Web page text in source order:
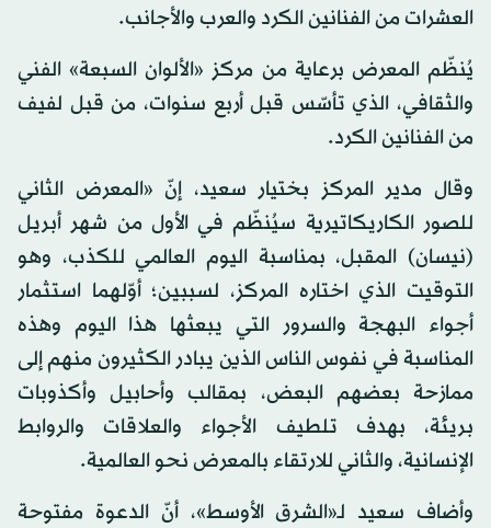
العشرات من الفنانين الكرد والعرب والأجانب.
يُنظّم المعرض برعاية من مركز «الألوان السبعة» الفني
والثقافي، الذي تأسّس قبل أربع سنوات، من قبل لفيف
من الفنانين الكرد.
وقال مدير المركز بختيار سعيد، إنّ «المعرض الثاني
للصور الكاريكاتيرية سيُنظّم في الأول من شهر أبريل
(نيسان) المقبل، بمناسبة اليوم العالمي للكذب، وهو
التوقيت الذي اختاره المركز، لسببين؛ أوّلهما استثمار
أجواء البهجة والسرور التي يبعثها هذا اليوم وهذه
المناسبة في نفوس الناس الذين يبادر الكثيرون منهم إلى
ممازحة بعضهم البعض، بمقالب وأحابيل وأكذوبات
بريئة، بهدف تلطيف الأجواء والعلاقات والروابط
الإنسانية، والثاني للارتقاء بالمعرض نحو العالمية.
وأضاف سعيد لـ«الشرق الأوسط»، أنّ الدعوة مفتوحة